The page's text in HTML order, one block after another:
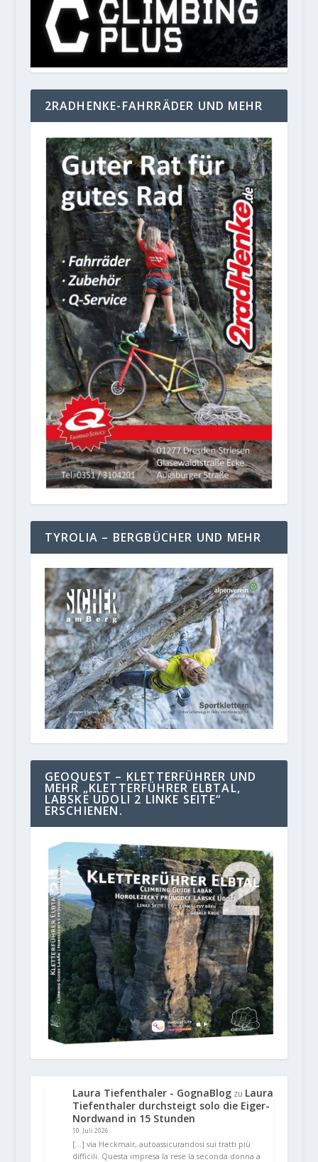
2RADHENKE-FAHRRÄDER UND MEHR
TYROLIA – BERGBÜCHER UND MEHR
GEOQUEST – KLETTERFÜHRER UND
MEHR „KLETTERFÜHRER ELBTAL,
LABSKE UDOLI 2 LINKE SEITE“
ERSCHIENEN.
Laura Tiefenthaler - GognaBlogzu Laura
Tiefenthaler durchsteigt solo die Eiger-
Nordwand in 15 Stunden
10. Juli 2026
[…] via Heckmair, autoassicurandosi sui tratti più
difficili. Questa impresa la rese la seconda donna a